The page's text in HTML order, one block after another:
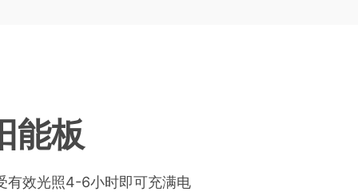
能板
有效光照4-6小时即可充满电